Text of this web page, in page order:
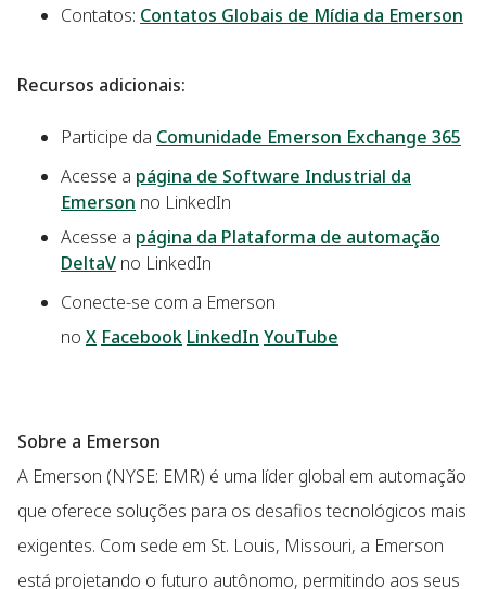
Contatos: Contatos Globais de Mídia da Emerson
Recursos adicionais:
Participe da Comunidade Emerson Exchange 365
Acesse a página de Software Industrial da
Emerson no LinkedIn
Acesse a página da Plataforma de automação
DeltaV no LinkedIn
Conecte-se com a Emerson
no X Facebook LinkedIn YouTube
Sobre a Emerson
A Emerson (NYSE: EMR) é uma líder global em automação
que oferece soluções para os desafios tecnológicos mais
exigentes. Com sede em St. Louis, Missouri, a Emerson
está projetando o futuro autônomo, permitindo aos seus